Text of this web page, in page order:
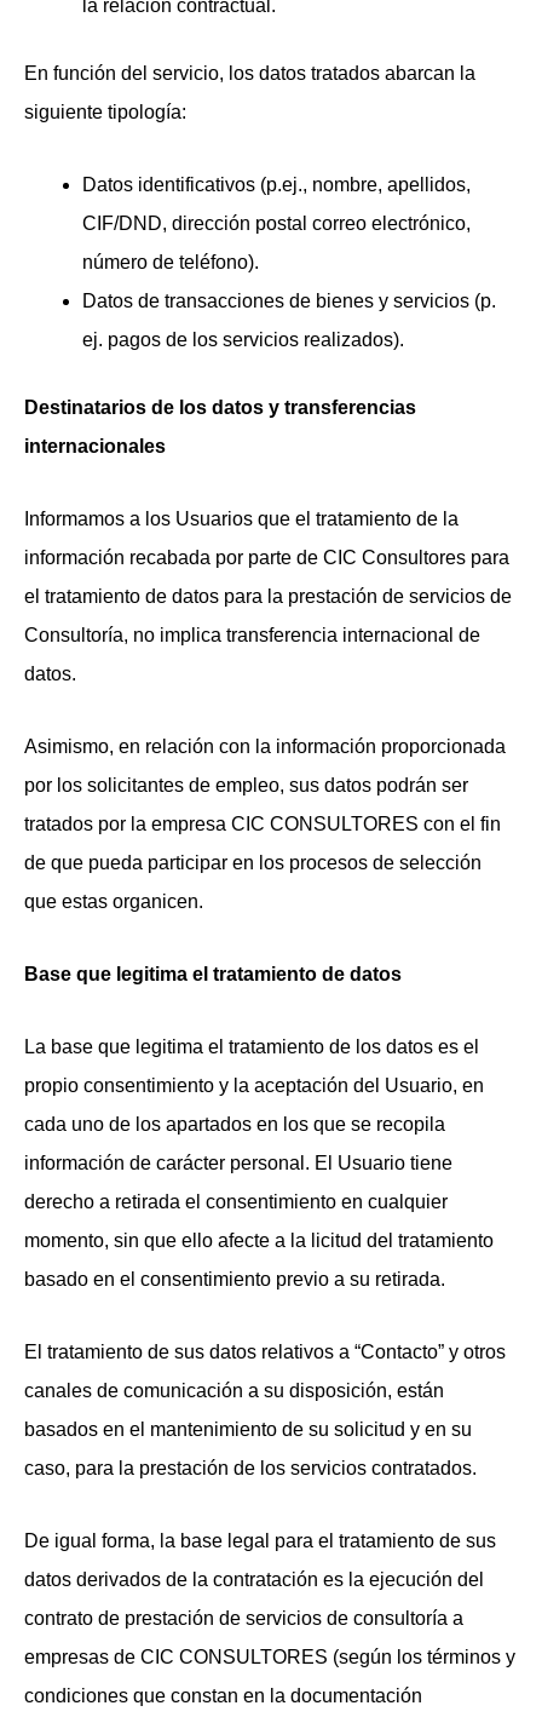
la relación contractual.
En función del servicio, los datos tratados abarcan la
siguiente tipología:
Datos identificativos (p.ej., nombre, apellidos,
CIF/DND, dirección postal correo electrónico,
número de teléfono).
Datos de transacciones de bienes y servicios (p.
ej. pagos de los servicios realizados).
Destinatarios de los datos y transferencias
internacionales
Informamos a los Usuarios que el tratamiento de la
información recabada por parte de CIC Consultores para
el tratamiento de datos para la prestación de servicios de
Consultoría, no implica transferencia internacional de
datos.
Asimismo, en relación con la información proporcionada
por los solicitantes de empleo, sus datos podrán ser
tratados por la empresa CIC CONSULTORES con el fin
de que pueda participar en los procesos de selección
que estas organicen.
Base que legitima el tratamiento de datos
La base que legitima el tratamiento de los datos es el
propio consentimiento y la aceptación del Usuario, en
cada uno de los apartados en los que se recopila
información de carácter personal. El Usuario tiene
derecho a retirada el consentimiento en cualquier
momento, sin que ello afecte a la licitud del tratamiento
basado en el consentimiento previo a su retirada.
El tratamiento de sus datos relativos a “Contacto” y otros
canales de comunicación a su disposición, están
basados en el mantenimiento de su solicitud y en su
caso, para la prestación de los servicios contratados.
De igual forma, la base legal para el tratamiento de sus
datos derivados de la contratación es la ejecución del
contrato de prestación de servicios de consultoría a
empresas de CIC CONSULTORES (según los términos y
condiciones que constan en la documentación